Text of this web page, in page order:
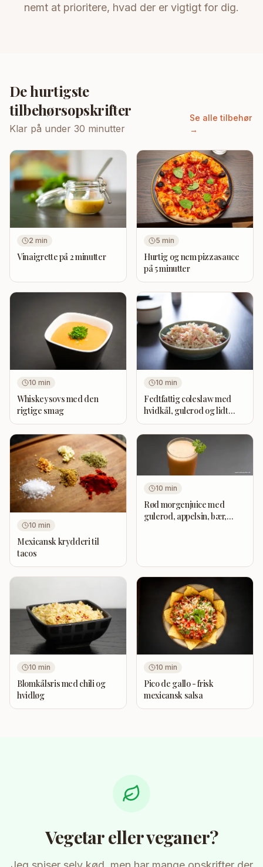
nemt at prioritere, hvad der er vigtigt for dig.
De hurtigste
tilbehørsopskrifter
Klar på under 30 minutter
Se alle tilbehør
→
2 min
Vinaigrette på 2 minutter
5 min
Hurtig og nem pizzasauce
på 5 minutter
10 min
Whiskeysovs med den
rigtige smag
10 min
Fedtfattig coleslaw med
hvidkål, gulerod og lidt
rødløg
10 min
Mexicansk krydderi til
tacos
10 min
Rød morgenjuice med
gulerod, appelsin, bær,
10 min
Blomkålsris med chili og
hvidløg
10 min
Pico de gallo - frisk
mexicansk salsa
Vegetar eller veganer?